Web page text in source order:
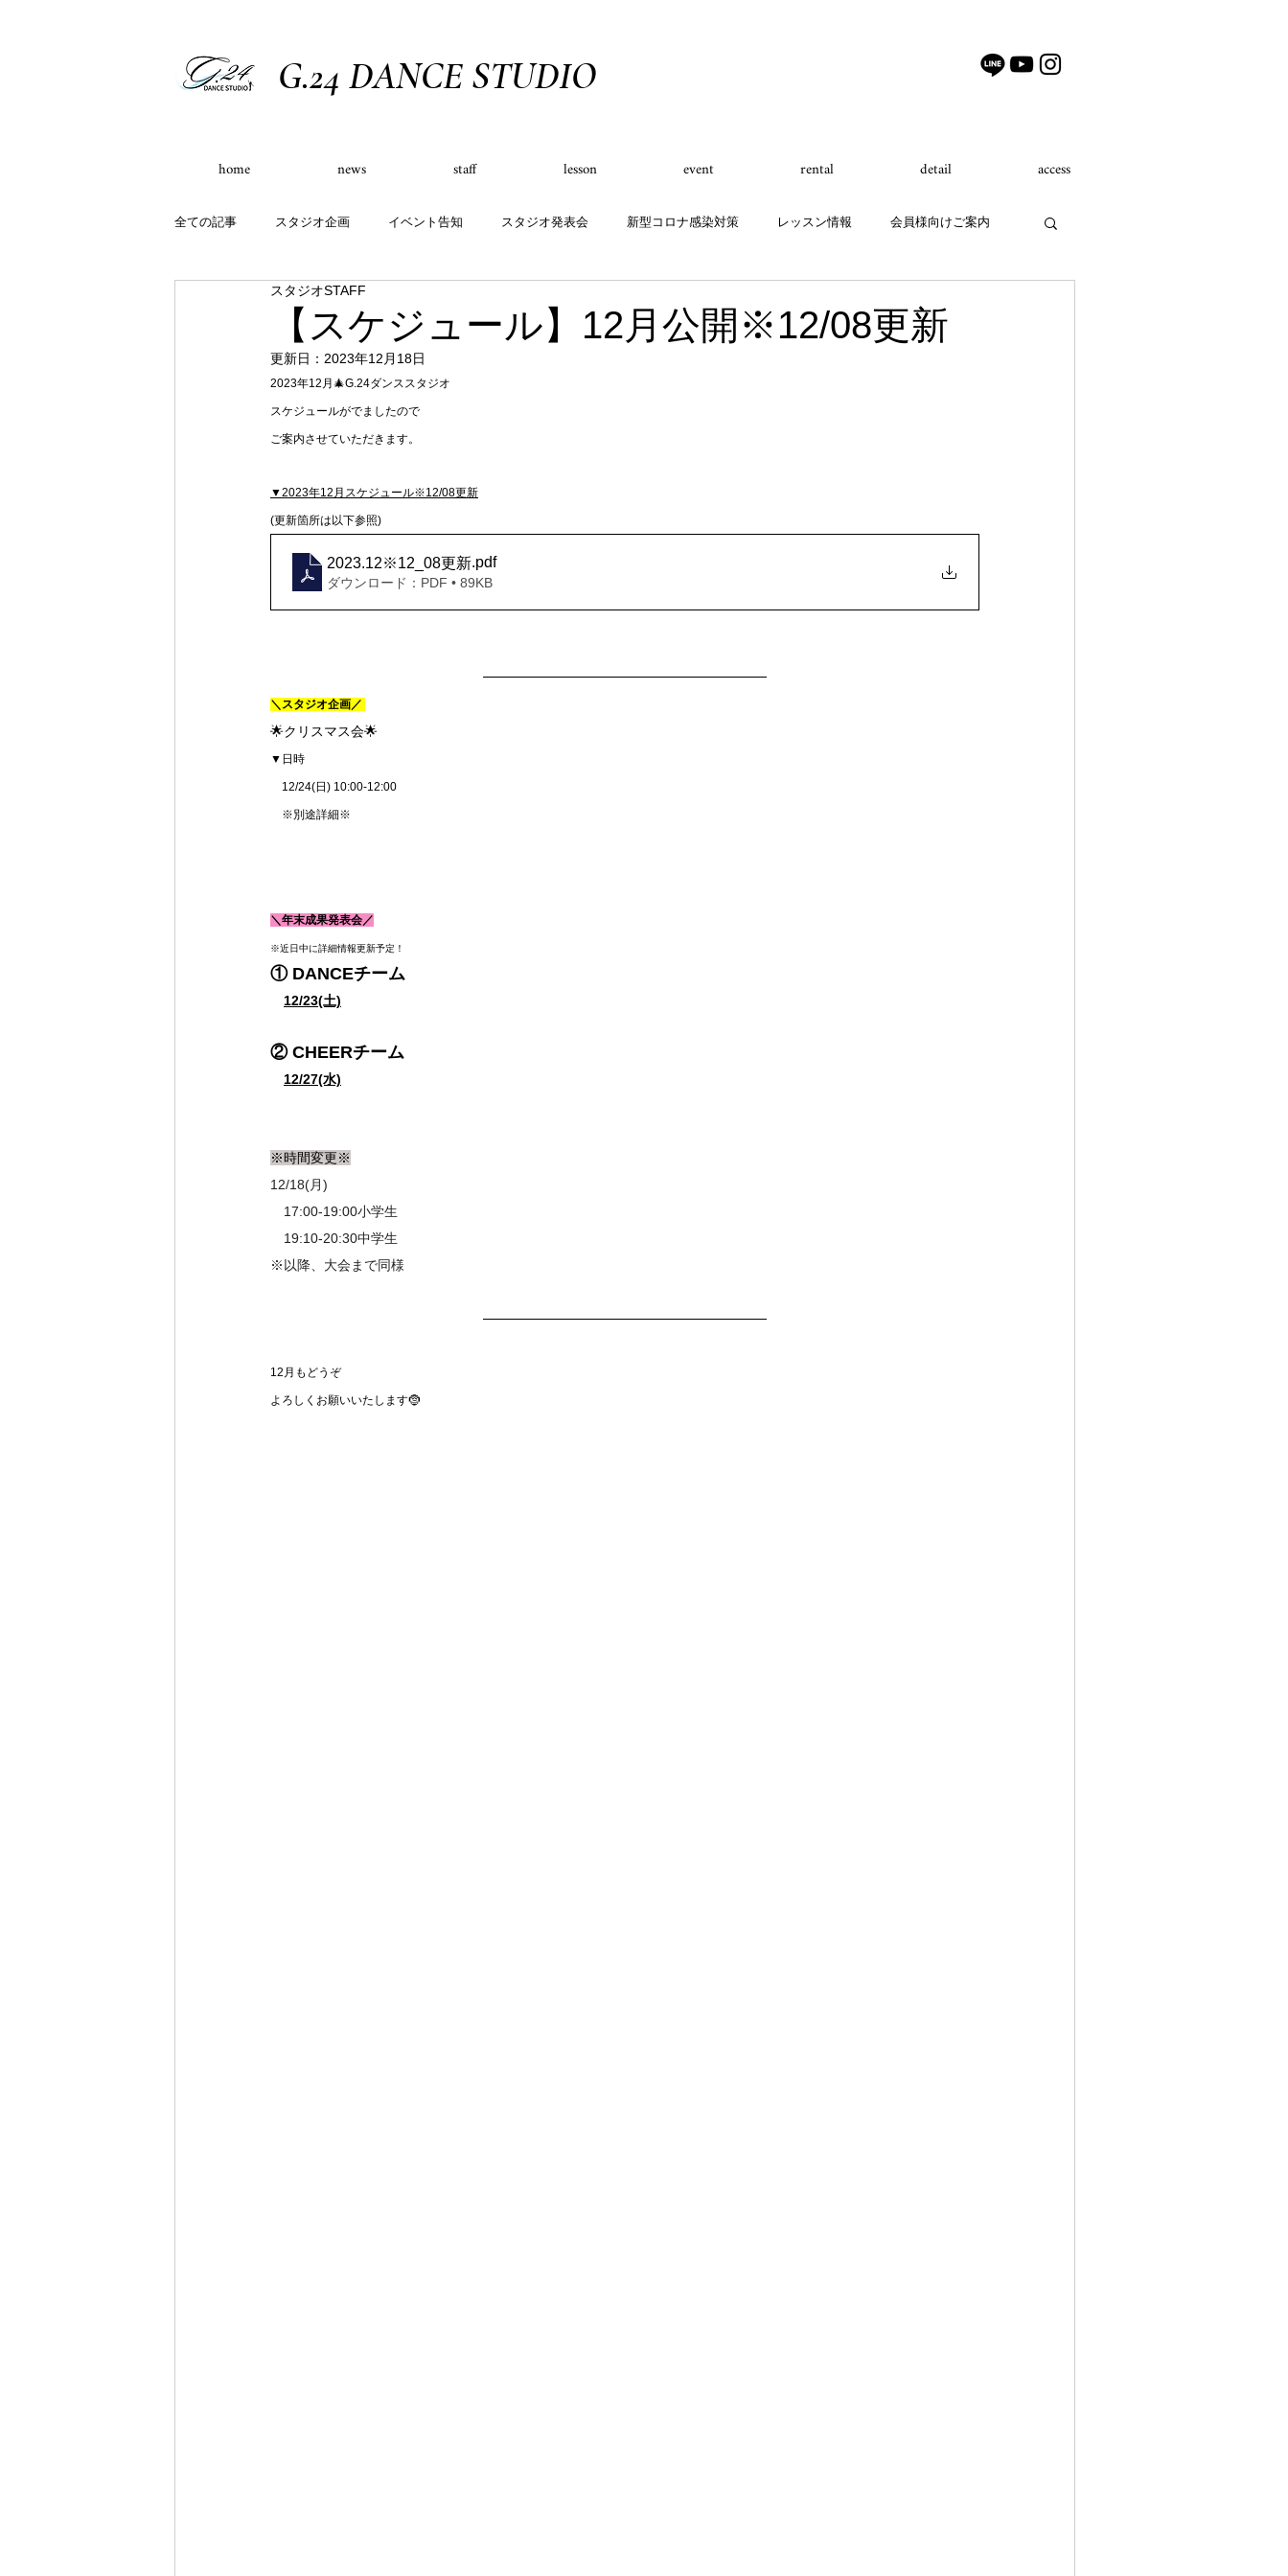
G.24 DANCE STUDIO
home news staff lesson event rental detail access
全ての記事 スタジオ企画 イベント告知 スタジオ発表会 新型コロナ感染対策 レッスン情報 会員様向けご案内
イベント出演実績 定員制クラス
【スケジュール】12月公開※12/08更新
スタジオSTAFF
更新日： 2023年12月18日
2023年12月🎄G.24ダンススタジオ
スケジュールがでましたので
ご案内させていただきます。
▼2023年12月スケジュール※12/08更新
(更新箇所は以下参照)
2023.12※12_08更新.pdf
ダウンロード：PDF • 89KB
＼スタジオ企画／
🌟クリスマス会🌟
▼日時
12/24(日) 10:00-12:00
※別途詳細※
＼年末成果発表会／
※近日中に詳細情報更新予定！
① DANCEチーム
12/23(土)
② CHEERチーム
12/27(水)
※時間変更※
12/18(月)
17:00-19:00小学生
19:10-20:30中学生
※以降、大会まで同様
12月もどうぞ
よろしくお願いいたします🤶